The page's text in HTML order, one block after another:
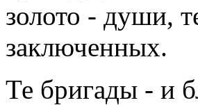
золото - души,
заключенных.
Те бригады - и